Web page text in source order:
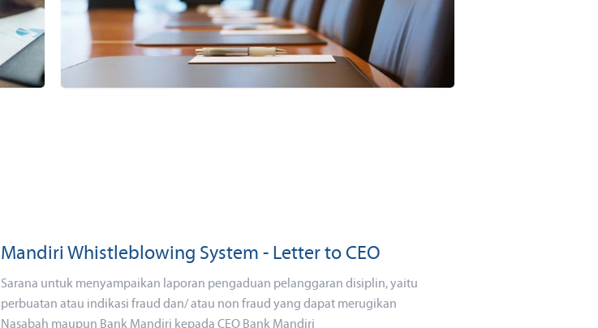
Mandiri Whistleblowing System - Letter to CEO
Sarana untuk menyampaikan laporan pengaduan pelanggaran disiplin, yaitu
perbuatan atau indikasi fraud dan/ atau non fraud yang dapat merugikan
Nasabah maupun Bank Mandiri kepada CEO Bank Mandiri